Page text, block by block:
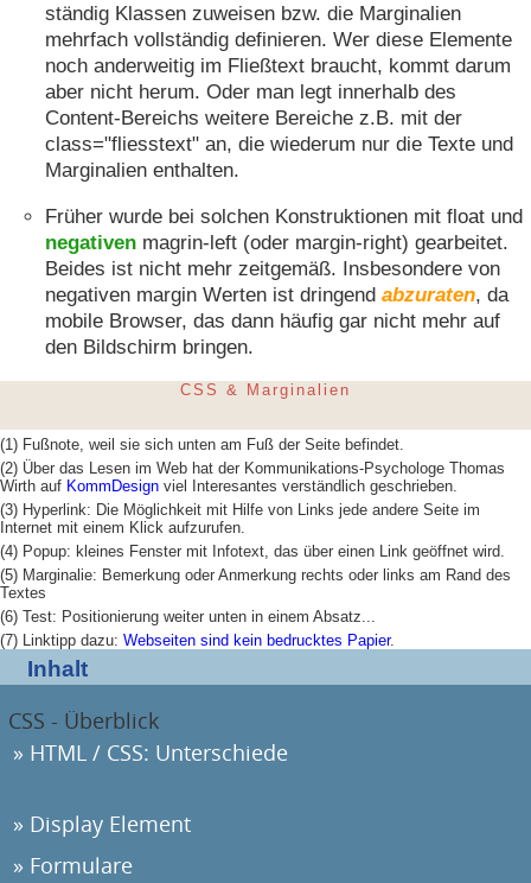
ständig Klassen zuweisen bzw. die Marginalien
mehrfach vollständig definieren. Wer diese Elemente
noch anderweitig im Fließtext braucht, kommt darum
aber nicht herum. Oder man legt innerhalb des
Content-Bereichs weitere Bereiche z.B. mit der
class="fliesstext" an, die wiederum nur die Texte und
Marginalien enthalten.
Früher wurde bei solchen Konstruktionen mit float und
negativen magrin-left (oder margin-right) gearbeitet.
Beides ist nicht mehr zeitgemäß. Insbesondere von
negativen margin Werten ist dringendabzuraten, da
mobile Browser, das dann häufig gar nicht mehr auf
den Bildschirm bringen.
CSS & Marginalien
(1) Fußnote, weil sie sich unten am Fuß der Seite befindet.
(2) Über das Lesen im Web hat der Kommunikations-Psychologe Thomas
Wirth auf KommDesign viel Interesantes verständlich geschrieben.
(3) Hyperlink: Die Möglichkeit mit Hilfe von Links jede andere Seite im
Internet mit einem Klick aufzurufen.
(4) Popup: kleines Fenster mit Infotext, das über einen Link geöffnet wird.
(5) Marginalie: Bemerkung oder Anmerkung rechts oder links am Rand des
Textes
(6) Test: Positionierung weiter unten in einem Absatz...
(7) Linktipp dazu: Webseiten sind kein bedrucktes Papier.
Inhalt
CSS - Überblick
HTML / CSS: Unterschiede
Display Element
Formulare